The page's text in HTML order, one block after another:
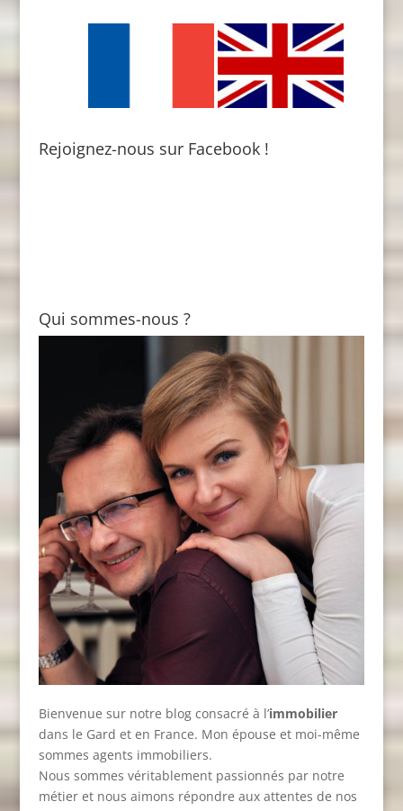
Rejoignez-nous sur Facebook !
Qui sommes-nous ?
Bienvenue sur notre blog consacré à l’immobilier
dans le Gard et en France. Mon épouse et moi-même
sommes agents immobiliers.
Nous sommes véritablement passionnés par notre
métier et nous aimons répondre aux attentes de nos